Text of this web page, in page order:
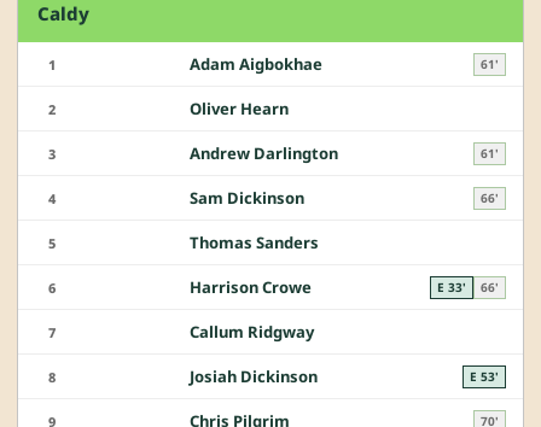
Caldy
1 Adam Aigbokhae 61'
2 Oliver Hearn
3 Andrew Darlington 61'
4 Sam Dickinson 66'
5 Thomas Sanders
6 Harrison Crowe E 33' 66'
7 Callum Ridgway
8 Josiah Dickinson E 53'
9 Chris Pilgrim 70'